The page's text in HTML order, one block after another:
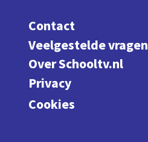
Contact
Veelgestelde vragen
Over Schooltv.nl
Privacy
Cookies